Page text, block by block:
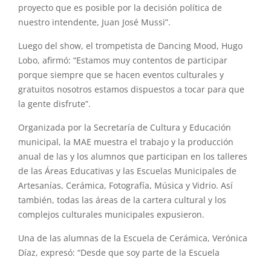
proyecto que es posible por la decisión política de
nuestro intendente, Juan José Mussi”.
Luego del show, el trompetista de Dancing Mood, Hugo
Lobo, afirmó: “Estamos muy contentos de participar
porque siempre que se hacen eventos culturales y
gratuitos nosotros estamos dispuestos a tocar para que
la gente disfrute”.
Organizada por la Secretaría de Cultura y Educación
municipal, la MAE muestra el trabajo y la producción
anual de las y los alumnos que participan en los talleres
de las Áreas Educativas y las Escuelas Municipales de
Artesanías, Cerámica, Fotografía, Música y Vidrio. Así
también, todas las áreas de la cartera cultural y los
complejos culturales municipales expusieron.
Una de las alumnas de la Escuela de Cerámica, Verónica
Díaz, expresó: “Desde que soy parte de la Escuela